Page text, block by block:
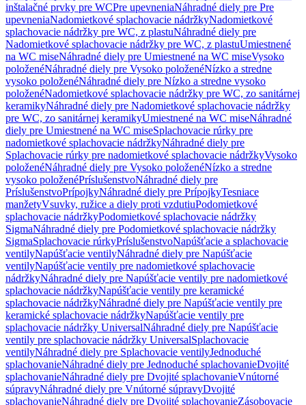
inštalačné prvky pre WCPre upevneniaNáhradné diely pre Pre
upevneniaNadomietkové splachovacie nádržkyNadomietkové
splachovacie nádržky pre WC, z plastuNáhradné diely pre
Nadomietkové splachovacie nádržky pre WC, z plastuUmiestnené
na WC miseNáhradné diely pre Umiestnené na WC miseVysoko
položenéNáhradné diely pre Vysoko položenéNízko a stredne
vysoko položenéNáhradné diely pre Nízko a stredne vysoko
položenéNadomietkové splachovacie nádržky pre WC, zo sanitárnej
keramikyNáhradné diely pre Nadomietkové splachovacie nádržky
pre WC, zo sanitárnej keramikyUmiestnené na WC miseNáhradné
diely pre Umiestnené na WC miseSplachovacie rúrky pre
nadomietkové splachovacie nádržkyNáhradné diely pre
Splachovacie rúrky pre nadomietkové splachovacie nádržkyVysoko
položenéNáhradné diely pre Vysoko položenéNízko a stredne
vysoko položenéPríslušenstvoNáhradné diely pre
PríslušenstvoPrípojkyNáhradné diely pre PrípojkyTesniace
manžetyVsuvky, ružice a diely proti vzdutiuPodomietkové
splachovacie nádržkyPodomietkové splachovacie nádržky
SigmaNáhradné diely pre Podomietkové splachovacie nádržky
SigmaSplachovacie rúrkyPríslušenstvoNapúšťacie a splachovacie
ventilyNapúšťacie ventilyNáhradné diely pre Napúšťacie
ventilyNapúšťacie ventily pre nadomietkové splachovacie
nádržkyNáhradné diely pre Napúšťacie ventily pre nadomietkové
splachovacie nádržkyNapúšťacie ventily pre keramické
splachovacie nádržkyNáhradné diely pre Napúšťacie ventily pre
keramické splachovacie nádržkyNapúšťacie ventily pre
splachovacie nádržky UniversalNáhradné diely pre Napúšťacie
ventily pre splachovacie nádržky UniversalSplachovacie
ventilyNáhradné diely pre Splachovacie ventilyJednoduché
splachovanieNáhradné diely pre Jednoduché splachovanieDvojité
splachovanieNáhradné diely pre Dvojité splachovanieVnútorné
súpravyNáhradné diely pre Vnútorné súpravyDvojité
splachovanieNáhradné diely pre Dvojité splachovanieZásobovacie